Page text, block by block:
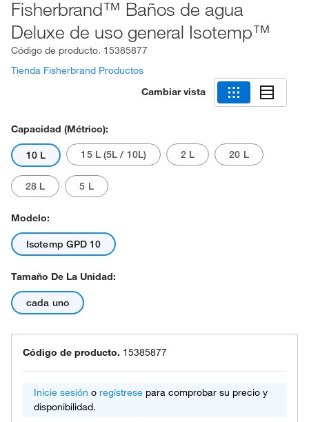
Fisherbrand™ Baños de agua
Deluxe de uso general Isotemp™
Código de producto. 15385877
Tienda Fisherbrand Productos
Cambiar vista
Capacidad (métrico):
10 L 15 L (5L / 10L) 2 L 20 L
28 L 5 L
Modelo:
Isotemp GPD 10
Tamaño De La Unidad:
cada uno
Código de producto. 15385877
Inicie sesión o regístrese para comprobar su precio y
disponibilidad.